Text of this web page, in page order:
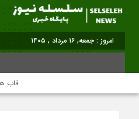
امروز : جمعه, ۱۶ مرداد , ۱۴۰۵
قاب